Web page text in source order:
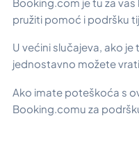
pružiti pomoć i podršku
U većini slučajeva, ako
jednostavno možete
Ako imate poteškoća s
Booking.comu za